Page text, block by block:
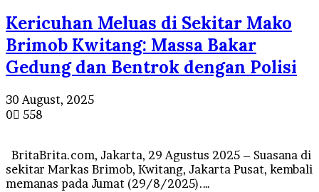
Kericuhan Meluas di Sekitar Mako
Brimob Kwitang: Massa Bakar
Gedung dan Bentrok dengan Polisi
30 August, 2025
0
558
BritaBrita.com, Jakarta, 29 Agustus 2025 – Suasana di
sekitar Markas Brimob, Kwitang, Jakarta Pusat, kembali
memanas pada Jumat (29/8/2025).…